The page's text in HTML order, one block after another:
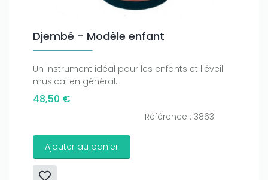
Djembé - Modèle enfant
Un instrument idéal pour les enfants et l'éveil
musical en général.
48,50 €
Référence : 3863
Ajouter au panier